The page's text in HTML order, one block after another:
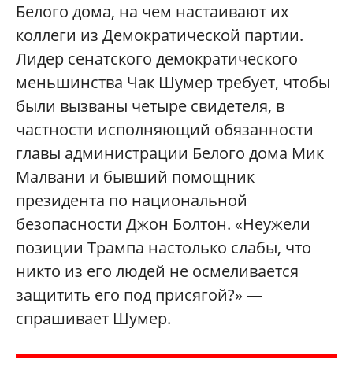
Белого дома, на чем настаивают их
коллеги из Демократической партии.
Лидер сенатского демократического
меньшинства Чак Шумер требует, чтобы
были вызваны четыре свидетеля, в
частности исполняющий обязанности
главы администрации Белого дома Мик
Малвани и бывший помощник
президента по национальной
безопасности Джон Болтон. «Неужели
позиции Трампа настолько слабы, что
никто из его людей не осмеливается
защитить его под присягой?» —
спрашивает Шумер.